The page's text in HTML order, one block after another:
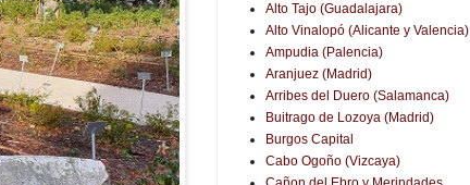
Alto Tajo (Guadalajara)
Alto Vinalopó (Alicante y Valencia)
Ampudia (Palencia)
Aranjuez (Madrid)
Arribes del Duero (Salamanca)
Buitrago de Lozoya (Madrid)
Burgos Capital
Cabo Ogoño (Vizcaya)